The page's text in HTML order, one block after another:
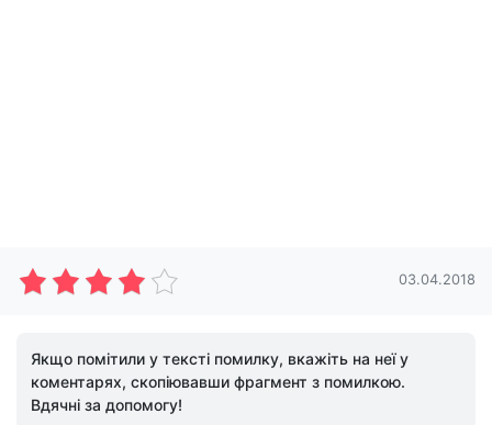
03.04.2018
Якщо помітили у тексті помилку, вкажіть на неї у
коментарях, скопіювавши фрагмент з помилкою.
Вдячні за допомогу!